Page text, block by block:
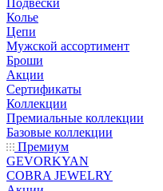
Подвески
Колье
Цепи
Мужской ассортимент
Броши
Акции
Сертификаты
Коллекции
Премиальные коллекции
Базовые коллекции
Премиум
GEVORKYAN
COBRA JEWELRY